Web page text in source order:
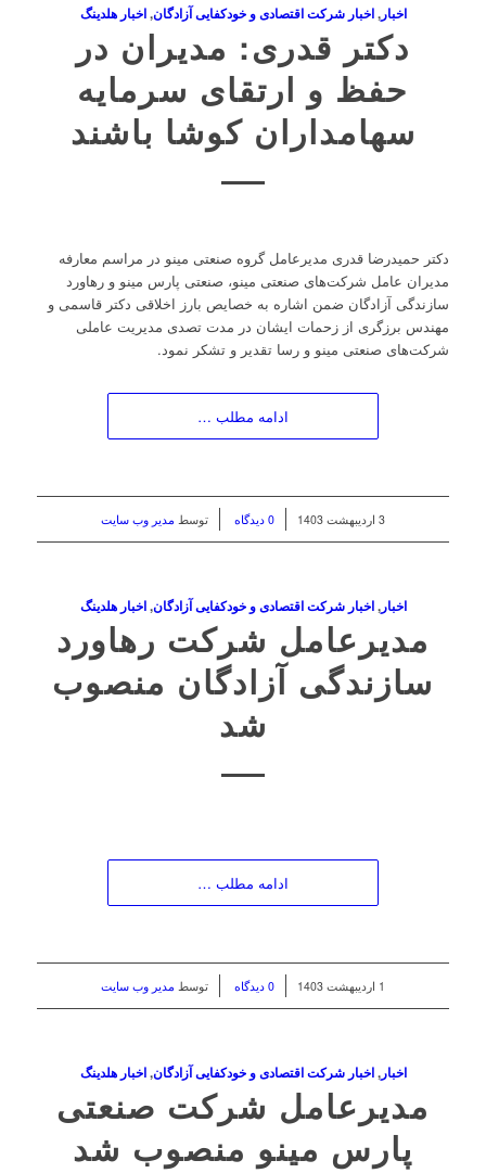
اخبار,اخبار شرکت اقتصادی و خودکفایی آزادگان,اخبار هلدینگ
دکتر قدری: مدیران در
حفظ و ارتقای سرمایه
سهامداران کوشا باشند
دکتر حمیدرضا قدری مدیرعامل گروه صنعتی مینو در مراسم معارفه
مدیران عامل شرکت‌های صنعتی مینو، صنعتی پارس مینو و رهاورد
سازندگی آزادگان ضمن اشاره به خصایص بارز اخلاقی دکتر قاسمی و
مهندس برزگری از زحمات ایشان در مدت تصدی مدیریت عاملی
شرکت‌های صنعتی مینو و رسا تقدیر و تشکر نمود.
ادامه مطلب …
3 اردیبهشت 1403 / 0 دیدگاه توسط مدیر وب سایت
اخبار,اخبار شرکت اقتصادی و خودکفایی آزادگان,اخبار هلدینگ
مدیرعامل شرکت رهاورد
سازندگی آزادگان منصوب
شد
ادامه مطلب …
1 اردیبهشت 1403 / 0 دیدگاه توسط مدیر وب سایت
اخبار,اخبار شرکت اقتصادی و خودکفایی آزادگان,اخبار هلدینگ
مدیرعامل شرکت صنعتی
پارس مینو منصوب شد